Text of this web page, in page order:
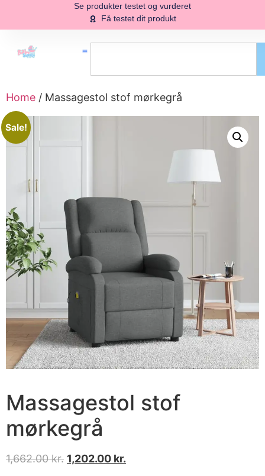
Se produkter testet og vurderet
Få testet dit produkt
Home / Massagestol stof mørkegrå
Sale!
Massagestol stof
mørkegrå
1,662.00kr. 1,202.00 kr.